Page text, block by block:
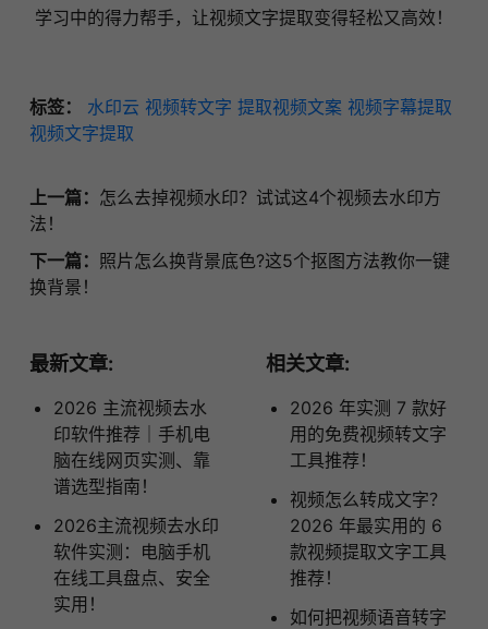
学习中的得力帮手，让视频文字提取变得轻松又高效！
标签： 水印云 视频转文字 提取视频文案 视频字幕提取
视频文字提取
上一篇： 怎么去掉视频水印？试试这4个视频去水印方
法！
下一篇： 照片怎么换背景底色?这5个抠图方法教你一键
换背景！
最新文章:
2026 主流视频去水
印软件推荐｜手机电
脑在线网页实测、靠
谱选型指南！
2026主流视频去水印
软件实测：电脑手机
在线工具盘点、安全
实用！
相关文章:
2026 年实测 7 款好
用的免费视频转文字
工具推荐！
视频怎么转成文字？
2026 年最实用的 6
款视频提取文字工具
推荐！
如何把视频语音转字